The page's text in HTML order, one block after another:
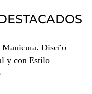
Manicura: Diseño
y con Estilo